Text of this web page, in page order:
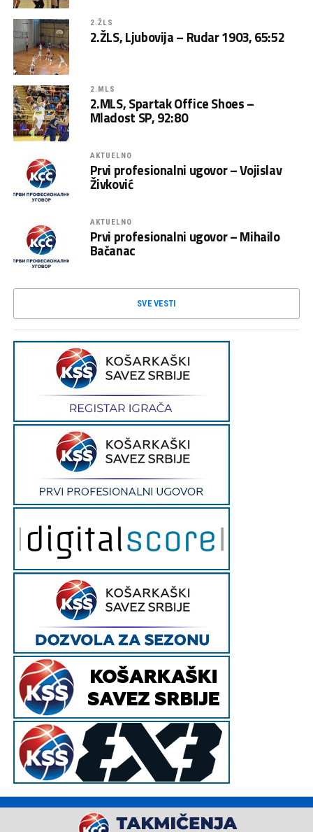
2.ŽLS
2.ŽLS, Ljubovija – Rudar 1903, 65:52
2.MLS
2.MLS, Spartak Office Shoes –
Mladost SP, 92:80
AKTUELNO
Prvi profesionalni ugovor – Vojislav
Živković
AKTUELNO
Prvi profesionalni ugovor – Mihailo
Bačanac
SVE VESTI